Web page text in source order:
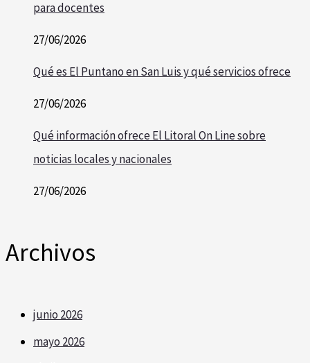
para docentes
27/06/2026
Qué es El Puntano en San Luis y qué servicios ofrece
27/06/2026
Qué información ofrece El Litoral On Line sobre
noticias locales y nacionales
27/06/2026
Archivos
junio 2026
mayo 2026